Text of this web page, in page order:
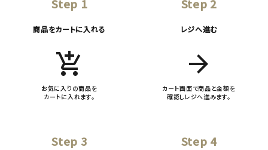
Step 1
商品をカートに入れる
add_shopping_cart
お気に入りの商品を
カートに入れます。
Step 2
レジへ進む
arrow_forward
カート画面で商品と金額を
確認しレジへ進みます。
Step 3 Step 4